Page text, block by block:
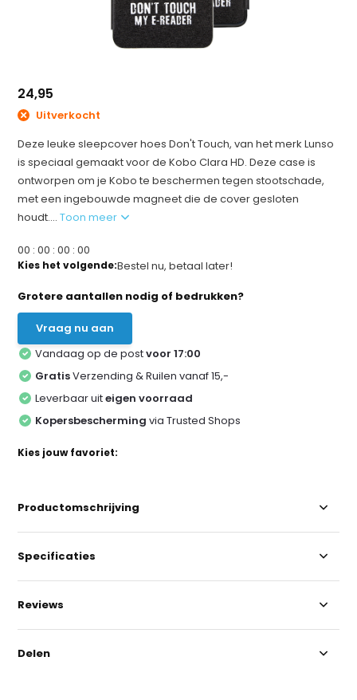
24,95
Uitverkocht
Deze leuke sleepcover hoes Don't Touch, van het merk Lunso
is speciaal gemaakt voor de Kobo Clara HD. Deze case is
ontworpen om je Kobo te beschermen tegen stootschade,
met een ingebouwde magneet die de cover gesloten
houdt....Toon meer
00 :00 :00 :00
Kies het volgende:Bestel nu, betaal later!
Grotere aantallen nodig of bedrukken?
Vraag nu aan
Vandaag op de postvoor 17:00
GratisVerzending & Ruilen vanaf 15,-
Leverbaar uiteigen voorraad
Kopersbescherming via Trusted Shops
Kies jouw favoriet:
Productomschrijving
Specificaties
Reviews
Delen